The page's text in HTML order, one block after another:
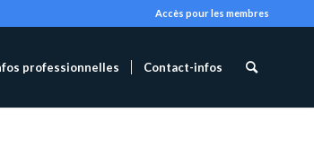
Accès pour les membres
professionnelles Contact-infos